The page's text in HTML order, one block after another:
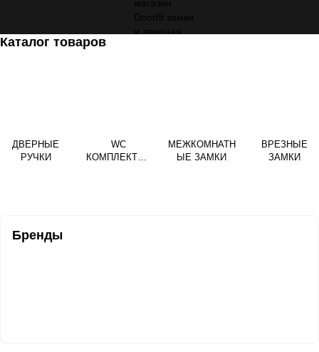
Каталог товаров
ДВЕРНЫЕ
РУЧКИ
WC
КОМПЛЕКТЫ ,
МЕЖКОМНАТН
ЫЕ ЗАМКИ
ВРЕЗНЫЕ
ЗАМКИ
Бренды